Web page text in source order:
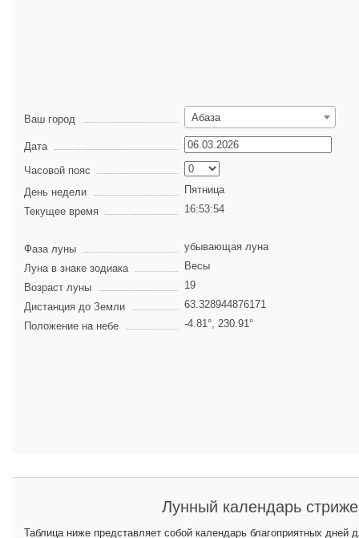
Ваш город Абаза
Дата
Часовой пояс
День недели
Пятница
Текущее время
16:53:54
Фаза луны
убывающая луна
Луна в знаке зодиака
Весы
Возраст луны
19
Дистанция до Земли
63.328944876171
Положение на небе
-4.81°, 230.91°
Лунный календарь
Таблица ниже представляет собой календарь благоприятных